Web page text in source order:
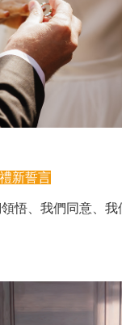
新誓言
悟、我們同意、